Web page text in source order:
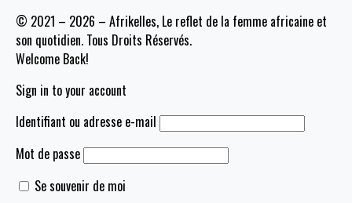
© 2021 – 2026 – Afrikelles, Le reflet de la femme africaine et
son quotidien. Tous Droits Réservés.
Welcome Back!
Sign in to your account
Identifiant ou adresse e-mail
Mot de passe
Se souvenir de moi